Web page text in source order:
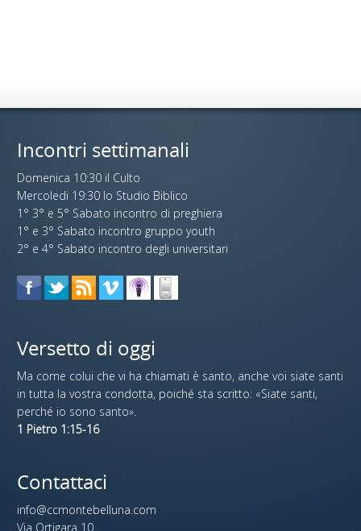
Incontri settimanali
Domenica 10:30 il Culto
Mercoledi 19:30 lo Studio Biblico
1° 3° e 5° Sabato incontro di preghiera
1° e 3° Sabato incontro gruppo youth
2° e 4° Sabato incontro degli universitari
Versetto di oggi
Ma come colui che vi ha chiamati è santo, anche voi siate santi
in tutta la vostra condotta, poiché sta scritto: «Siate santi,
perché io sono santo».
1 Pietro 1:15-16
Contattaci
info@ccmontebelluna.com
Via Ortigara 10